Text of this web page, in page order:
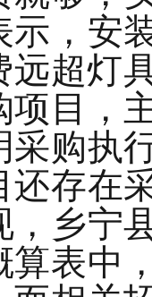
示，安
远超灯
目，
购执
还存在
，乡宁
算表中